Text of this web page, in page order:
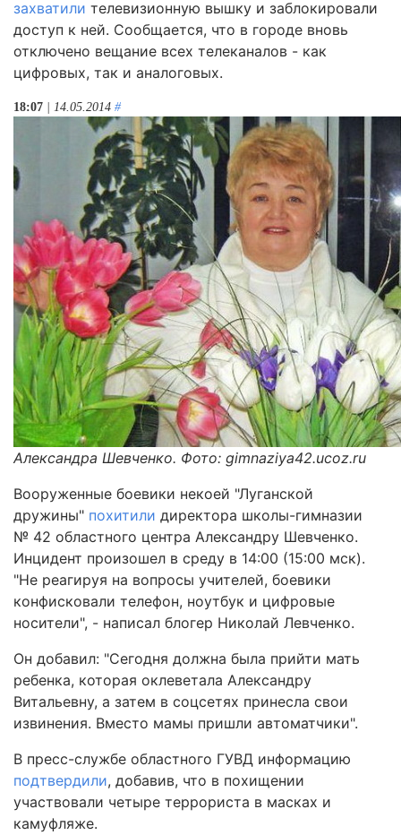
захватили телевизионную вышку и заблокировали
доступ к ней. Сообщается, что в городе вновь
отключено вещание всех телеканалов - как
цифровых, так и аналоговых.
18:07 | 14.05.2014 #
Александра Шевченко. Фото: gimnaziya42.ucoz.ru
Вооруженные боевики некоей "Луганской
дружины" похитили директора школы-гимназии
№ 42 областного центра Александру Шевченко.
Инцидент произошел в среду в 14:00 (15:00 мск).
"Не реагируя на вопросы учителей, боевики
конфисковали телефон, ноутбук и цифровые
носители", - написал блогер Николай Левченко.
Он добавил: "Сегодня должна была прийти мать
ребенка, которая оклеветала Александру
Витальевну, а затем в соцсетях принесла свои
извинения. Вместо мамы пришли автоматчики".
В пресс-службе областного ГУВД информацию
подтвердили, добавив, что в похищении
участвовали четыре террориста в масках и
камуфляже.